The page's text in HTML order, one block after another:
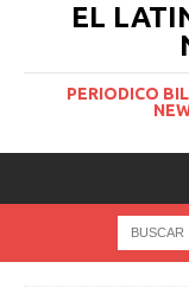
EL
PERIODICO